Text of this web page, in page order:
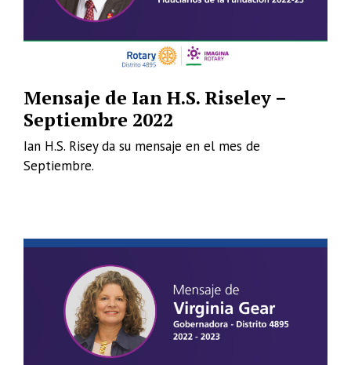
Mensaje de Ian H.S. Riseley –
Septiembre 2022
Ian H.S. Risey da su mensaje en el mes de
Septiembre.